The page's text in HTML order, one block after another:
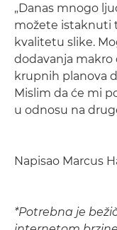
„Danas mnogo
možete istaknuti
kvalitetu slike.
dodavanja makro
krupnih planova
Mislim da će mi
u odnosu na
Napisao Marcus
*Potrebna je